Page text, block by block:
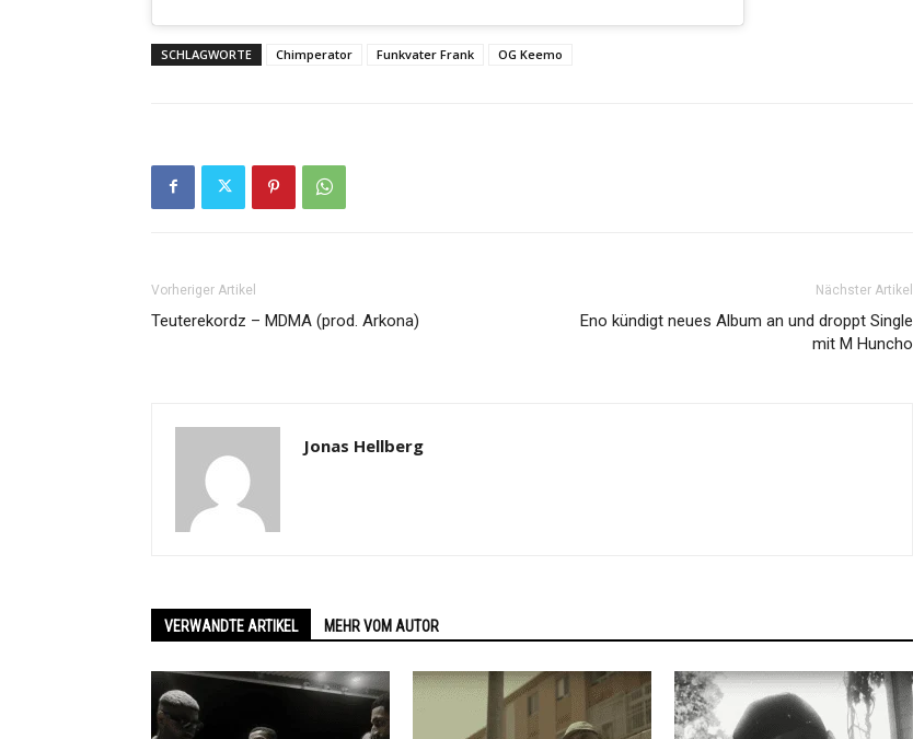
SCHLAGWORTE Chimperator Funkvater Frank OG Keemo
Vorheriger Artikel
Teuterekordz – MDMA (prod. Arkona)
Nächster Artikel
Eno kündigt neues Album an und droppt Single
mit M Huncho
Jonas Hellberg
VERWANDTE ARTIKEL MEHR VOM AUTOR